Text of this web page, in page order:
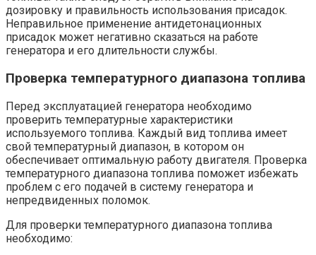
дозировку и правильность использования присадок.
Неправильное применение антидетонационных
присадок может негативно сказаться на работе
генератора и его длительности службы.
Проверка температурного диапазона топлива
Перед эксплуатацией генератора необходимо
проверить температурные характеристики
используемого топлива. Каждый вид топлива имеет
свой температурный диапазон, в котором он
обеспечивает оптимальную работу двигателя. Проверка
температурного диапазона топлива поможет избежать
проблем с его подачей в систему генератора и
непредвиденных поломок.
Для проверки температурного диапазона топлива
необходимо: